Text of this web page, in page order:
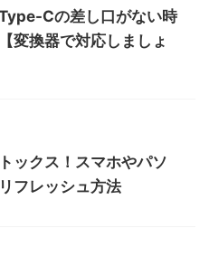
Cの差し口がない時
変換器で対応しましょ
ックス！スマホやパソ
フレッシュ方法